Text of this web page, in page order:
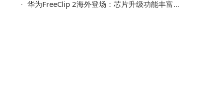
华为FreeClip 2海外登场：芯片升级功能丰富 海外售价高于国内